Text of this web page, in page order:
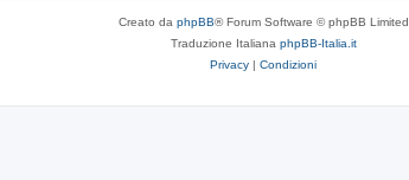
Creato da phpBB® Forum Software © phpBB Limited
Traduzione Italiana phpBB-Italia.it
Privacy | Condizioni